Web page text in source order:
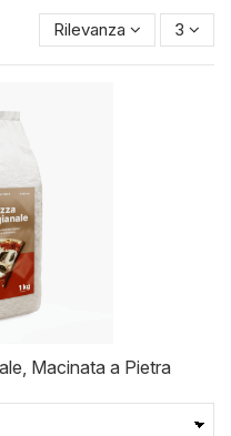
Rilevanza 3
Macinata a Pietra